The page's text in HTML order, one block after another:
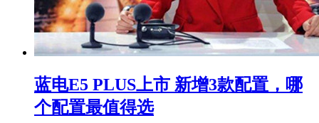
蓝电E5 PLUS上市 新增3款配置，哪
个配置最值得选